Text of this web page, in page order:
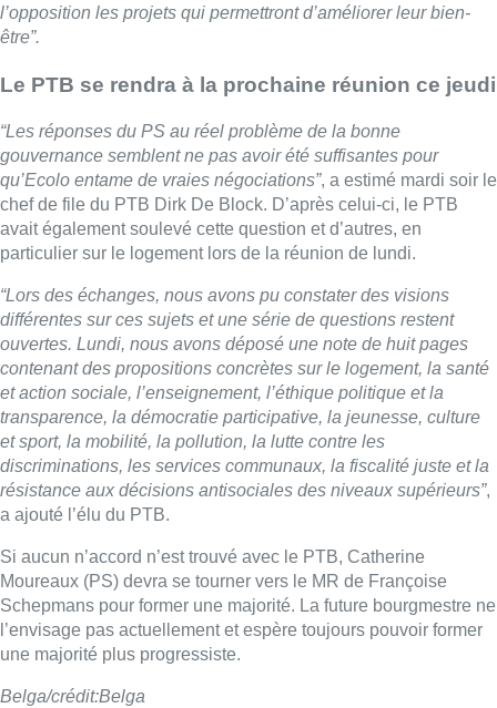
l’opposition les projets qui permettront d’améliorer leur bien-
être”.
Le PTB se rendra à la prochaine réunion ce jeudi
“Les réponses du PS au réel problème de la bonne
gouvernance semblent ne pas avoir été suffisantes pour
qu’Ecolo entame de vraies négociations”, a estimé mardi soir le
chef de file du PTB Dirk De Block. D’après celui-ci, le PTB
avait également soulevé cette question et d’autres, en
particulier sur le logement lors de la réunion de lundi.
“Lors des échanges, nous avons pu constater des visions
différentes sur ces sujets et une série de questions restent
ouvertes. Lundi, nous avons déposé une note de huit pages
contenant des propositions concrètes sur le logement, la santé
et action sociale, l’enseignement, l’éthique politique et la
transparence, la démocratie participative, la jeunesse, culture
et sport, la mobilité, la pollution, la lutte contre les
discriminations, les services communaux, la fiscalité juste et la
résistance aux décisions antisociales des niveaux supérieurs”,
a ajouté l’élu du PTB.
Si aucun n’accord n’est trouvé avec le PTB, Catherine
Moureaux (PS) devra se tourner vers le MR de Françoise
Schepmans pour former une majorité. La future bourgmestre ne
l’envisage pas actuellement et espère toujours pouvoir former
une majorité plus progressiste.
Belga/crédit:Belga